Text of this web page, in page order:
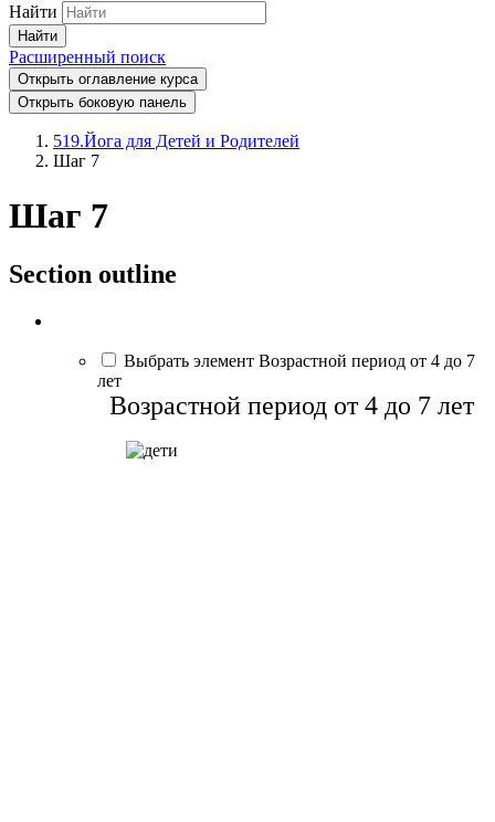
Найти
Найти
Расширенный поиск
Открыть оглавление курса
Открыть боковую панель
519.Йога для Детей и Родителей
Шаг 7
Шаг 7
Section outline
Выбрать элемент Возрастной период от 4 до 7
лет
Возрастной период от 4 до 7 лет